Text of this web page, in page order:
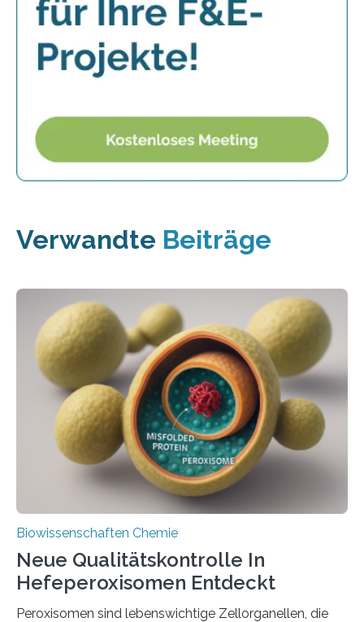
Verwandte Beiträge
Biowissenschaften Chemie
Neue Qualitätskontrolle In
Hefeperoxisomen Entdeckt
Peroxisomen sind lebenswichtige Zellorganellen, die